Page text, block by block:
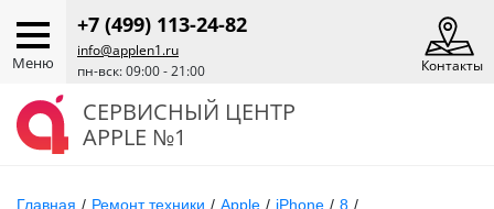
Меню
+7 (499) 113-24-82
info@applen1.ru
пн-вск: 09:00 - 21:00
Контакты
СЕРВИСНЫЙ ЦЕНТР
APPLE №1
Главная / Ремонт техники / Apple / iPhone / 8 /